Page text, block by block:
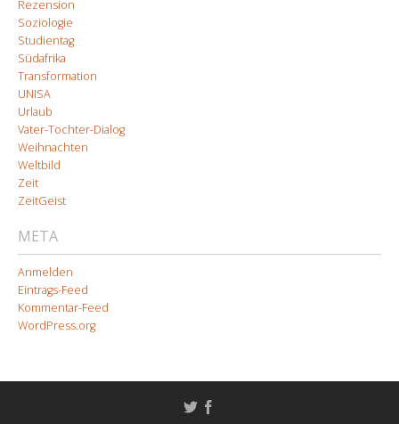
Rezension
Soziologie
Studientag
Südafrika
Transformation
UNISA
Urlaub
Vater-Tochter-Dialog
Weihnachten
Weltbild
Zeit
ZeitGeist
META
Anmelden
Eintrags-Feed
Kommentar-Feed
WordPress.org